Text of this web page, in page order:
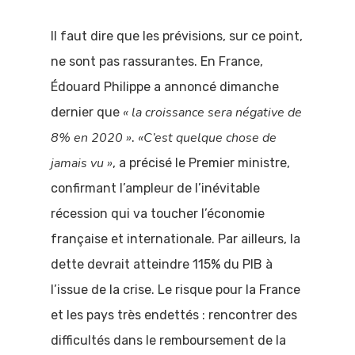
Il faut dire que les prévisions, sur ce point,
ne sont pas rassurantes. En France,
Édouard Philippe a annoncé dimanche
dernier que « la croissance sera négative de
8% en 2020 ». «C’est quelque chose de
jamais vu », a précisé le Premier ministre,
confirmant l’ampleur de l’inévitable
récession qui va toucher l’économie
française et internationale. Par ailleurs, la
dette devrait atteindre 115% du PIB à
l’issue de la crise. Le risque pour la France
et les pays très endettés : rencontrer des
difficultés dans le remboursement de la